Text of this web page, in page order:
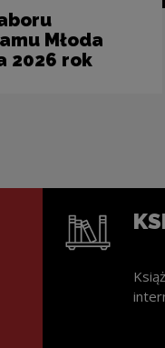
Młoda
2026 rok